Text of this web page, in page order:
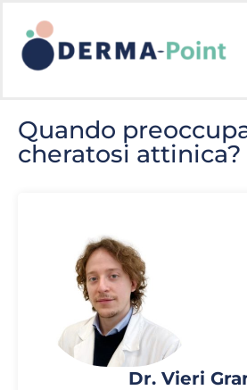
Quando
cheratosi attinica?
Dr. Vieri